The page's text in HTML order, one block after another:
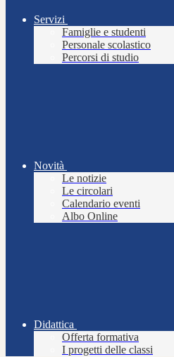
Servizi
Famiglie e studenti
Personale scolastico
Percorsi di studio
Novità
Le notizie
Le circolari
Calendario eventi
Albo Online
Didattica
Offerta formativa
I progetti delle classi